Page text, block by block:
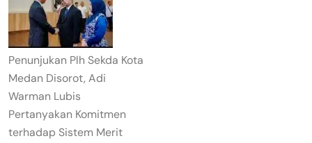
Penunjukan Plh Sekda Kota
Medan Disorot, Adi
Warman Lubis
Pertanyakan Komitmen
terhadap Sistem Merit